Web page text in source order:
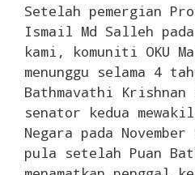
Setelah pemergian
Ismail Md Salleh
kami, komuniti OKU
menunggu selama 4
Bathmavathi
senator kedua
Negara pada November
pula setelah Puan